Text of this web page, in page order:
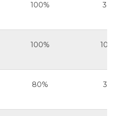
100% 3
100% 10
80% 3